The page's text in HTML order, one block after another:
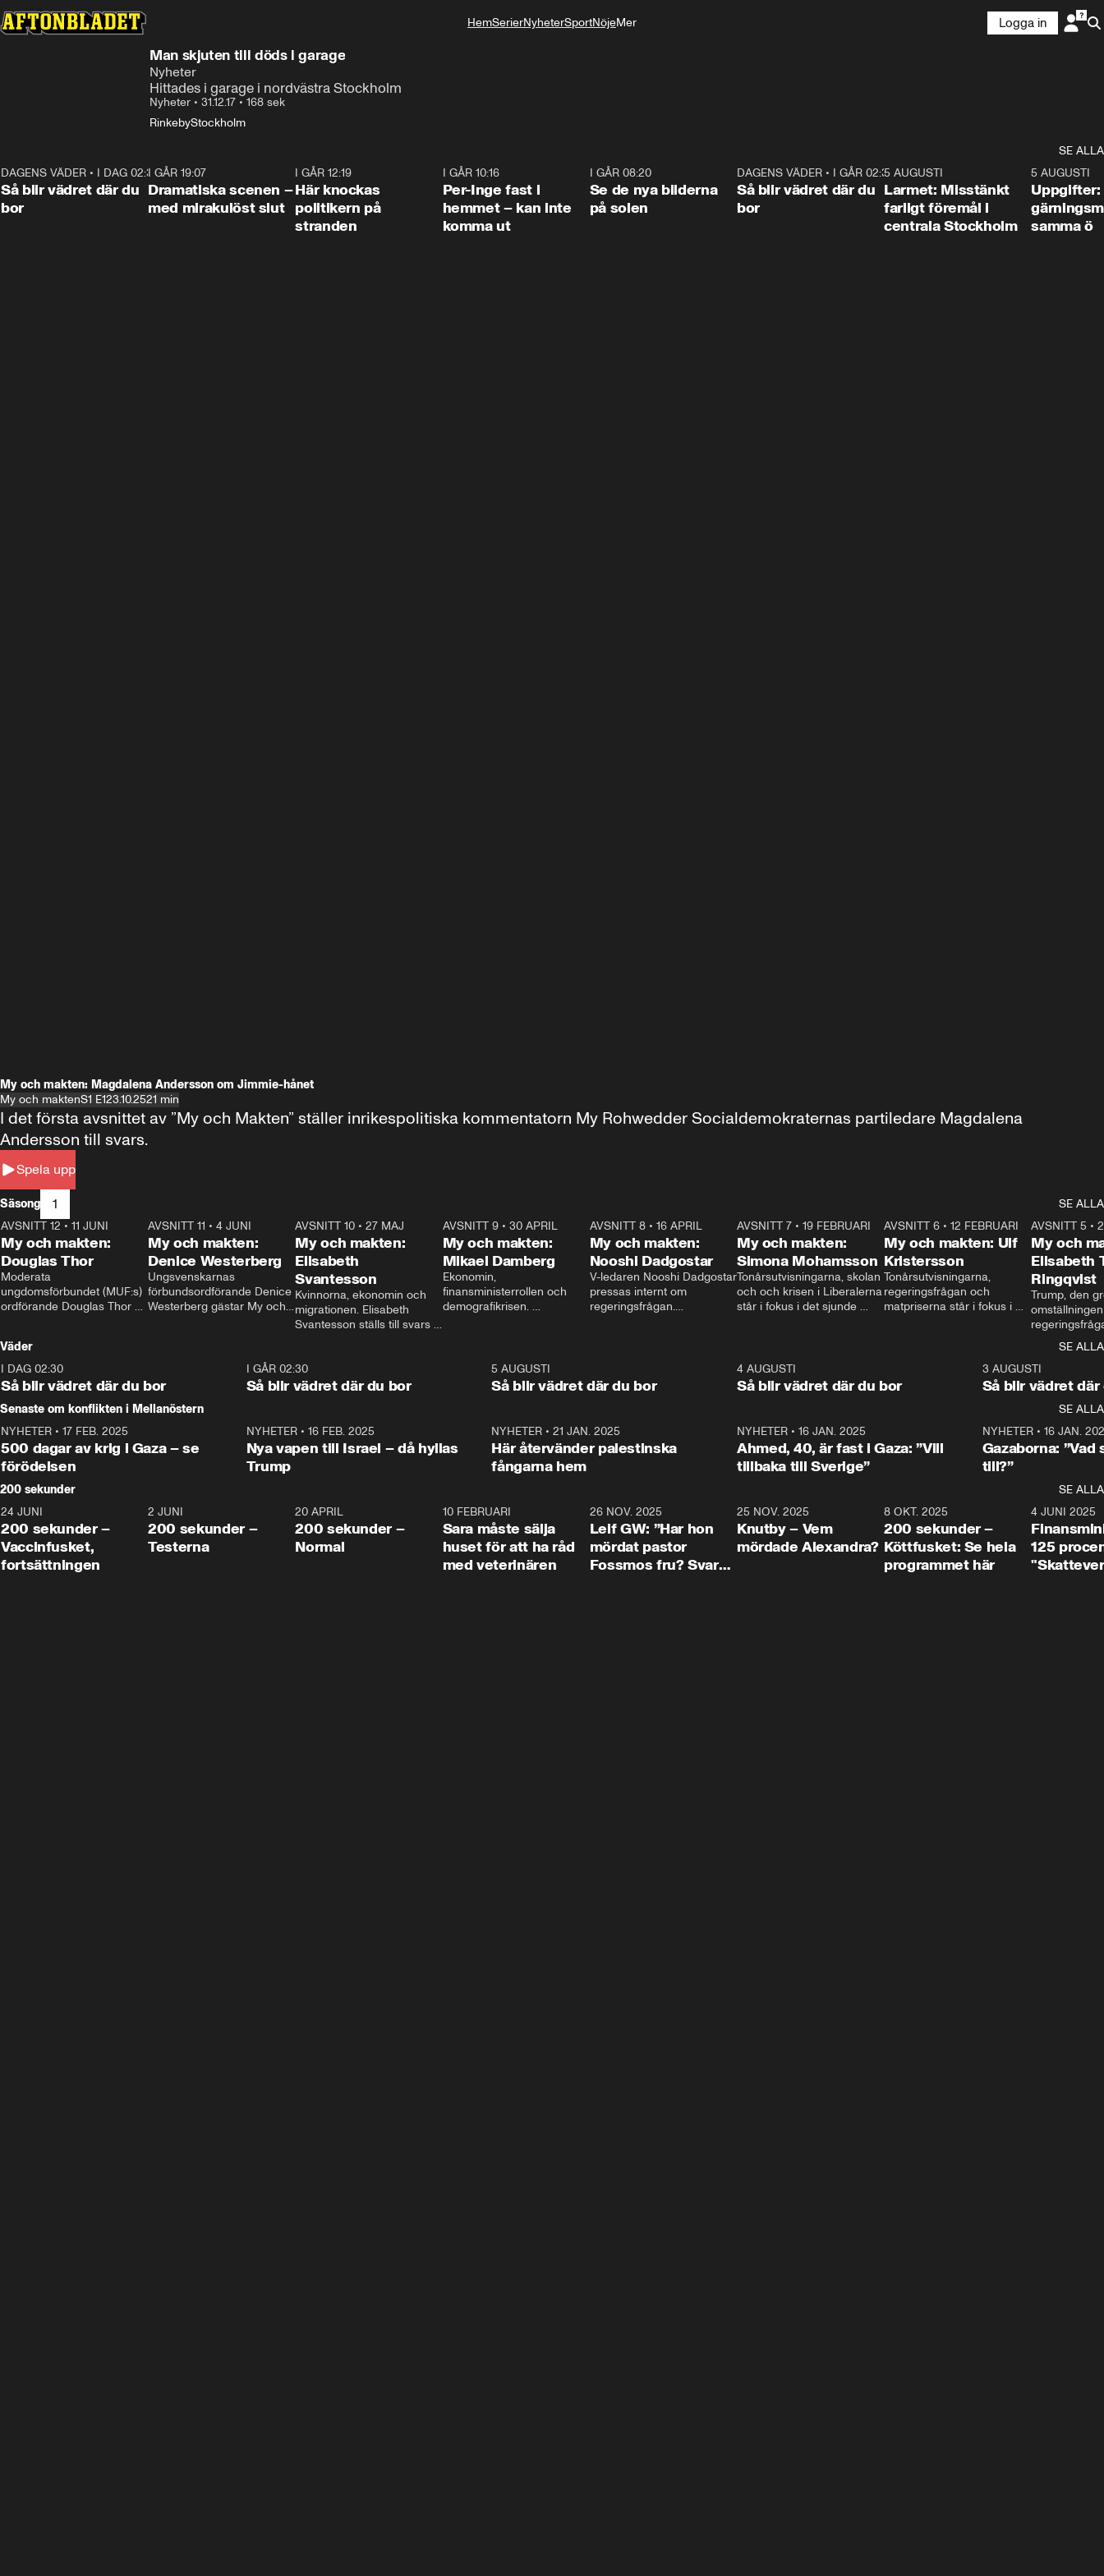
HemSerierNyheterSportNöjeMer
Logga in
Man skjuten till döds i garage
Nyheter
Hittades i garage i nordvästra Stockholm
Nyheter • 31.12.17 • 168 sek
RinkebyStockholm
SE ALLA
1:06
DAGENS VÄDER • I DAG 02:30
Så blir vädret där du
bor
I GÅR 19:07
Dramatiska scenen –
med mirakulöst slut
I GÅR 12:19
Här knockas
politikern på
stranden
I GÅR 10:16
Per-Inge fast i
hemmet – kan inte
komma ut
I GÅR 08:20
Se de nya bilderna
på solen
1:06
DAGENS VÄDER• I GÅR 02:30
Så blir vädret där du
bor
0:35
5 AUGUSTI
Larmet: Misstänkt
farligt föremål i
centrala Stockholm
5 AUGUSTI
Uppgifter:
samma ö
My och makten: Magdalena Andersson om Jimmie-hånet
My och maktenS1 E123.10.2521 min
Spela upp
I det första avsnittet av ”My och Makten” ställer inrikespolitiska kommentatorn My Rohwedder Socialdemokraternas partiledare Magdalena
Andersson till svars.
Säsong 1
SE ALLA
26:27
AVSNITT 12 • 11 JUNI
My och makten:
Douglas Thor
Moderata
ungdomsförbundet (MUF:s)
ordförande Douglas Thor
tonårsutvisningarna och hur
Moderaterna ska locka
väljare till valet i höst.
23:40
AVSNITT 11 •4 JUNI
My och makten:
Denice Westerberg
Ungsvenskarnas
förbundsordförande Denice
Westerberg gästar My och
AVSNITT 10 •27 MAJ
My och makten:
Elisabeth
Svantesson
Kvinnorna, ekonomin och
migrationen. Elisabeth
Svantesson ställs till svars
AVSNITT 9• 30 APRIL
My och makten:
Mikael Damberg
Ekonomin,
finansministerrollen och
demografikrisen.
och Makten.
AVSNITT 8• 16 APRIL
My och makten:
Nooshi Dadgostar
V-ledaren Nooshi Dadgostar
pressas internt om
regeringsfrågan.
– Vi ställer upp i val. Ska vi
vara med så sitter vi förstås
24:30
AVSNITT 7• 19 FEBRUARI
My och makten:
Simona Mohamsson
Tonårsutvisningarna, skolan
och och krisen i Liberalerna
står i fokus i det sjunde
kommentator My
Rohwedder ställer
utbildnings- och
Mohamsson till svars.
27:30
AVSNITT 6 •12 FEBRUARI
My och makten: Ulf
Kristersson
Tonårsutvisningarna,
regeringsfrågan och
matpriserna står i fokus i
Rohwedder ställer
statsminister Ulf Kristersson
AVSNITT 5 •
My och
Elisabeth
Ringqvist
Trump, den
centrum i
avsnittet av
Makten”. Se
Aftonbladets
Rohwedder
Thand Ring
Väder
SE ALLA
I DAG 02:30
Så blir vädret där du bor
1:06
I GÅR 02:30
Så blir vädret där du bor
5 AUGUSTI
Så blir vädret där du bor
4 AUGUSTI
Så blir vädret där du bor
3 AUGUSTI
Så blir vädret där
Senaste om konflikten i Mellanöstern
SE ALLA
NYHETER • 17 FEB. 2025
500 dagar av krig i Gaza – se
förödelsen
NYHETER• 16 FEB. 2025
Nya vapen till Israel – då hyllas
Trump
NYHETER •21 JAN. 2025
Här återvänder palestinska
fångarna hem
NYHETER• 16 JAN. 2025
Ahmed, 40, är fast i Gaza: ”Vill
tillbaka till Sverige”
NYHETER• 16 JAN.
Gazaborna:
till?”
200 sekunder
SE ALLA
5:00
24 JUNI
200 sekunder –
Vaccinfusket,
fortsättningen
4:23
2 JUNI
200 sekunder –
Testerna
20 APRIL
200 sekunder –
Normal
10 FEBRUARI
Sara måste sälja
huset för att ha råd
med veterinären
26 NOV. 2025
Leif GW: ”Har hon
mördat pastor
Fossmos fru? Svar
31:05
25 NOV. 2025
Knutby – Vem
mördade Alexandra?
4:29
8 OKT. 2025
200 sekunder –
Köttfusket: Se hela
programmet här
4 JUNI 2025
125